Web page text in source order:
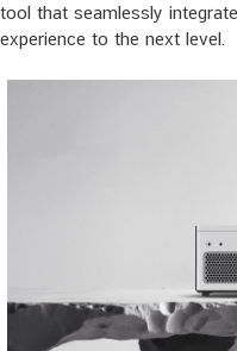
tool that seamlessly
experience to the next level.